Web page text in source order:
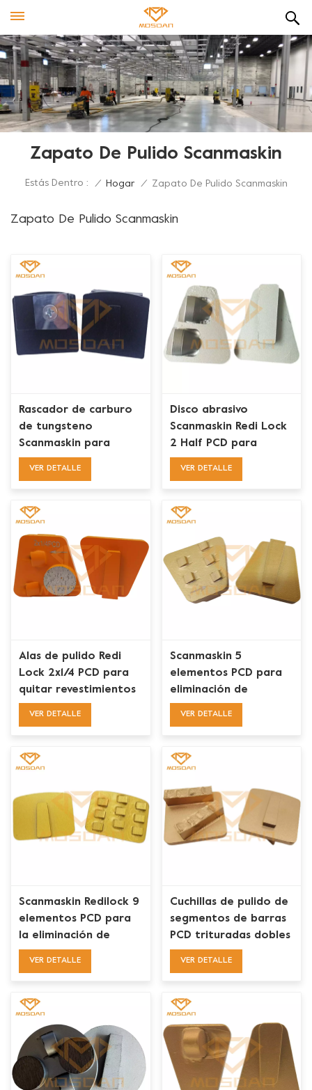
Zapato De Pulido Scanmaskin
Estás Dentro : / Hogar / Zapato De Pulido Scanmaskin
Zapato De Pulido Scanmaskin
Rascador de carburo
de tungsteno
Scanmaskin para
eliminación de
epoxi
VER DETALLE
Disco abrasivo
Scanmaskin Redi Lock
2 Half PCD para
eliminación de
VER DETALLE
Alas de pulido Redi
Lock 2x1/4 PCD para
quitar revestimientos
de pisos
VER DETALLE
Scanmaskin 5
elementos PCD para
eliminación de
recubrimientos
VER DETALLE
Scanmaskin Redilock 9
elementos PCD para
la eliminación de
revestimientos de
VER DETALLE
Cuchillas de pulido de
segmentos de barras
PCD trituradas dobles
Redi Lock para
VER DETALLE